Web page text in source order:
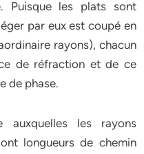
Puisque les plats sont
par eux est coupé en
rayons), chacun
de réfraction et de ce
de phase.
auxquelles les rayons
longueurs de chemin